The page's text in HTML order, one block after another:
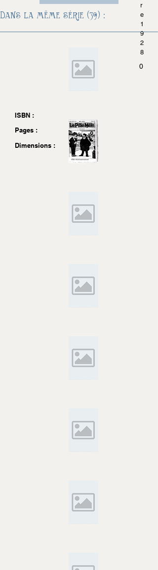
r
e
1
9
2
8
0
ISBN :
Pages :
Dimensions :
Dans la même série (39) :